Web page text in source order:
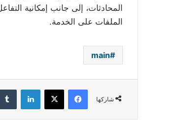
المحادثات، إلى جانب إمكانية
الملفات على الخدمة.
main
شاركها
فيسبوك ‫X لينكدإن